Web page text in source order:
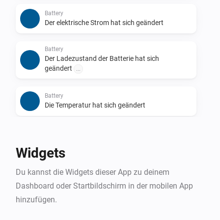
For more information about the app and the
possibility to get support please visit the forum link in
the section below.
Battery
Der elektrische Strom hat sich geändert
Battery
Der Ladezustand der Batterie hat sich
geändert
Battery
Die Temperatur hat sich geändert
Energy Meter
Energy Meter
Widgets
Du kannst die Widgets dieser App zu deinem
Dashboard oder Startbildschirm in der mobilen App
hinzufügen.